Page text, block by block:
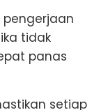
tidak
panas
setiap